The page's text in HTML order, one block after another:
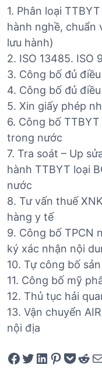
1. Phân loại
hành nghề, chuẩn
lưu hành)
2. ISO 13485. ISO
3. Công bố đủ
4. Công bố đủ
5. Xin giấy phép
6. Công bố
trong nước
7. Tra soát – Up
hành TTBYT loại
nước
8. Tư vấn thuế
hàng y tế
9. Công bố TPCN
ký xác nhận nội
10. Tự công bố
11. Công bố mỹ
12. Thủ tục hải
13. Vận chuyển
nội địa
Share on Facebook Tweet on Twitter Share on LinkedIn Pin on Pinterest Save to pocket Share on Reddit Share via Email